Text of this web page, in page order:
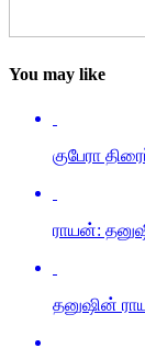
You may like
குபேரா
ராயன்:
தனுஷின்